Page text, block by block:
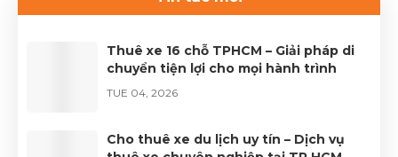
Cảnh để được phục vụ tốt nhất.Liên hệ 0899 78
Thuê xe 16 chỗ TPHCM – Giải pháp di
chuyển tiện lợi cho mọi hành trình
TUE 04, 2026
Cho thuê xe du lịch uy tín – Dịch vụ